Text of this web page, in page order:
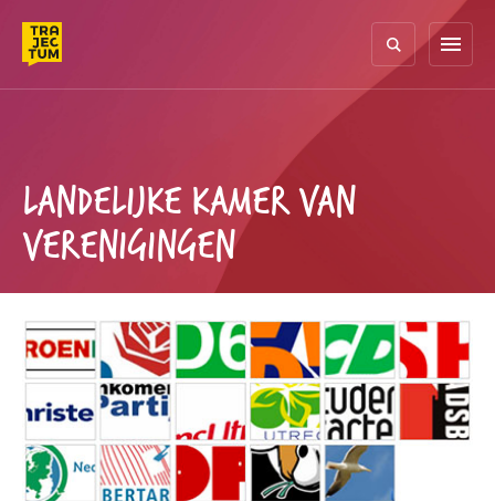
content
menu
LANDELIJKE KAMER VAN
VERENIGINGEN